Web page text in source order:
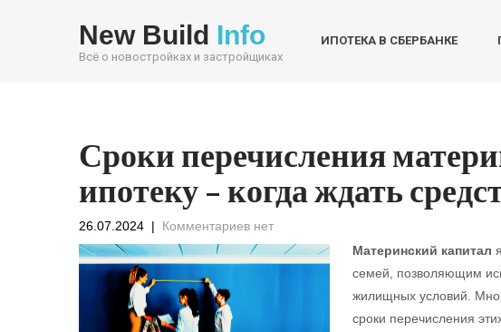
New Build Info
Всё о новостройках и застройщиках
ИПОТЕКА В СБЕРБАНКЕ
Сроки перечисления
ипотеку – когда ждать
26.07.2024 | Комментариев нет
Материнский капитал
семей, позволяющим
жилищных условий.
сроки перечисления